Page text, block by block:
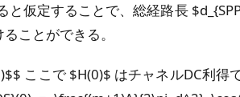
仮定することで、総経路長
ことができる。
ここで $H(0)$ はチャネルDC利得